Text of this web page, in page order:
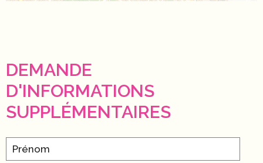
DEMANDE
D'INFORMATIONS
SUPPLÉMENTAIRES